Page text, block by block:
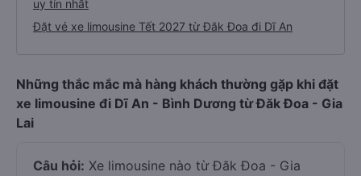
uy tín nhất
Đặt vé xe limousine Tết 2027 từ Đăk Đoa đi Dĩ An
Những thắc mắc mà hàng khách thường gặp khi đặt
xe limousine đi Dĩ An - Bình Dương từ Đăk Đoa - Gia
Lai
Câu hỏi: Xe limousine nào từ Đăk Đoa - Gia